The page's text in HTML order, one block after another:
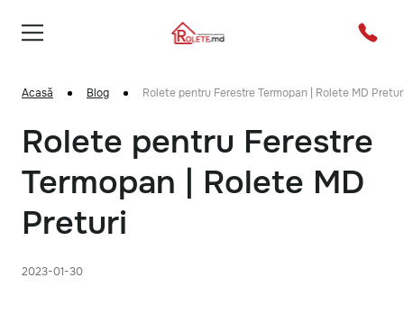
Acasă Blog Rolete pentru Ferestre Termopan | Rolete MD
Rolete pentru Ferestre
Termopan | Rolete MD
Preturi
2023-01-30